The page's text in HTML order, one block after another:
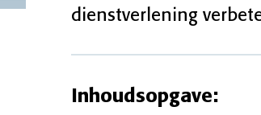
dienstverlening
Inhoudsopgave: